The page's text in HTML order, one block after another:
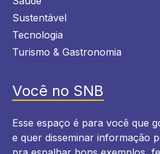
Sustentável
Tecnologia
Turismo & Gastronomia
Você no SNB
Esse espaço é para você que
e quer disseminar informação